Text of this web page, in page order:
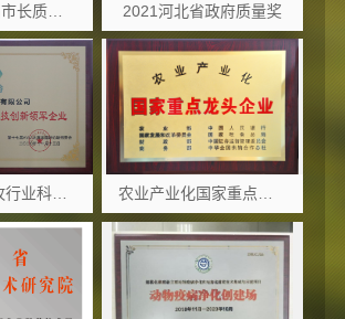
2021河北省政府质量奖